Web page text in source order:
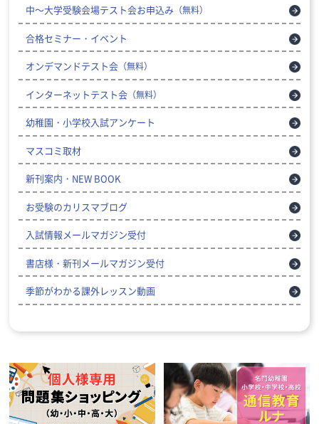
中～大学受験会場テスト会お申込み （無料）
合格セミナー・イベント
オンデマンドテスト会 （無料）
インターネットテスト会 （無料）
幼稚園・小学校入試アンケート
マスコミ取材
新刊案内・NEW BOOK
お受験のカリスマブログ
入試情報メールマガジン受付
書店様・新刊メールマガジン受付
季節がわかる課外レッスン動画